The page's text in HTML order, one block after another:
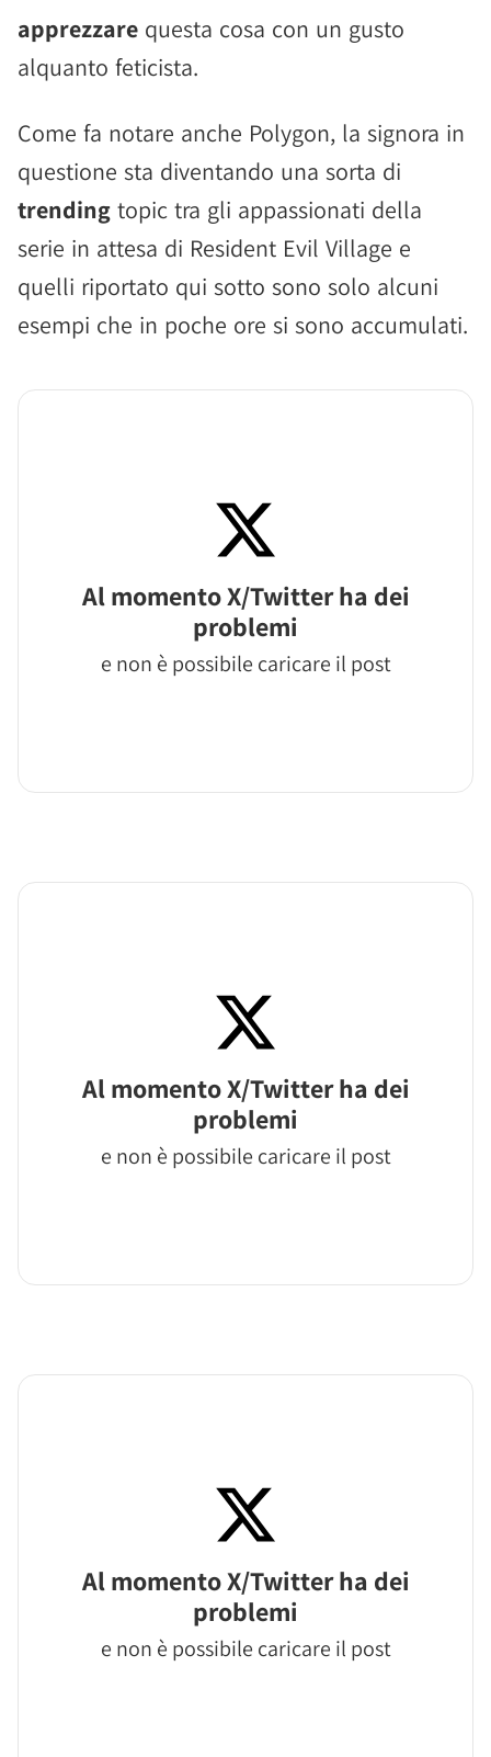
apprezzare questa cosa con un gusto
alquanto feticista.
Come fa notare anche Polygon, la signora in
questione sta diventando una sorta di
trending topic tra gli appassionati della
serie in attesa di Resident Evil Village e
quelli riportato qui sotto sono solo alcuni
esempi che in poche ore si sono accumulati.
Al momento X/Twitter ha dei
problemi
e non è possibile caricare il post
Al momento X/Twitter ha dei
problemi
e non è possibile caricare il post
Al momento X/Twitter ha dei
problemi
e non è possibile caricare il post